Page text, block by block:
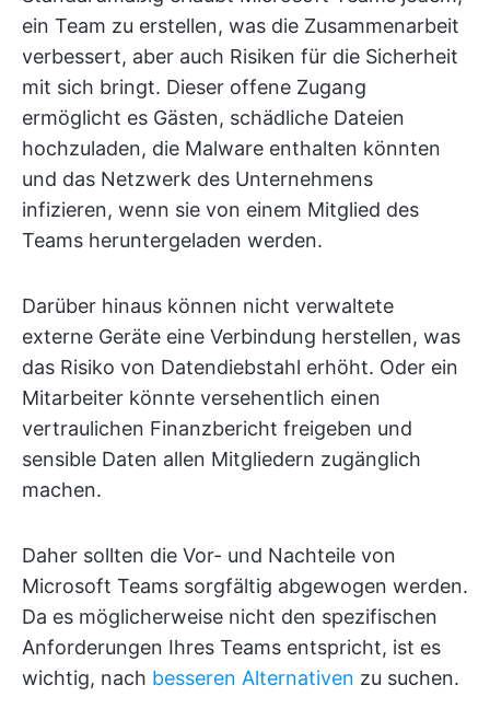
ein Team zu erstellen, was die Zusammenarbeit
verbessert, aber auch Risiken für die Sicherheit
mit sich bringt. Dieser offene Zugang
ermöglicht es Gästen, schädliche Dateien
hochzuladen, die Malware enthalten könnten
und das Netzwerk des Unternehmens
infizieren, wenn sie von einem Mitglied des
Teams heruntergeladen werden.
Darüber hinaus können nicht verwaltete
externe Geräte eine Verbindung herstellen, was
das Risiko von Datendiebstahl erhöht. Oder ein
Mitarbeiter könnte versehentlich einen
vertraulichen Finanzbericht freigeben und
sensible Daten allen Mitgliedern zugänglich
machen.
Daher sollten die Vor- und Nachteile von
Microsoft Teams sorgfältig abgewogen werden.
Da es möglicherweise nicht den spezifischen
Anforderungen Ihres Teams entspricht, ist es
wichtig, nach besseren Alternativen zu suchen.